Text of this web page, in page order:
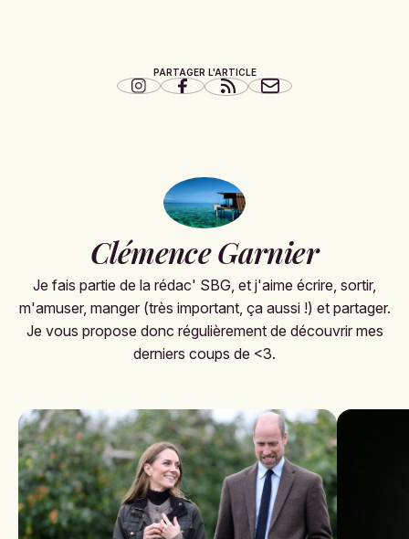
PARTAGER L'ARTICLE
Clémence Garnier
Je fais partie de la rédac' SBG, et j'aime écrire, sortir,
m'amuser, manger (très important, ça aussi !) et partager.
Je vous propose donc régulièrement de découvrir mes
derniers coups de <3.